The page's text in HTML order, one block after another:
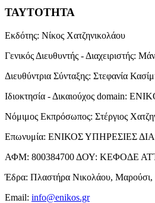
ΤΑΥΤΟΤΗΤΑ
Εκδότης: Νίκος Χατζηνικολάου
Γενικός Διευθυντής - Διαχειριστής:
Διευθύντρια Σύνταξης: Στεφανία
Ιδιοκτησία - Δικαιούχος domain:
Νόμιμος Εκπρόσωπος: Στέργιος
Επωνυμία: ΕΝΙΚΟΣ ΥΠΗΡΕΣΙΕΣ
ΑΦΜ: 800384700 ΔΟΥ: ΚΕΦΟΔΕ
Έδρα: Πλαστήρα Νικολάου, Μαρούσι,
Email: info@enikos.gr